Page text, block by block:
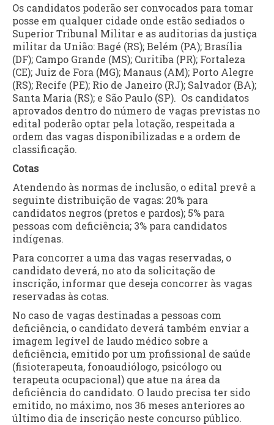
Os candidatos poderão ser convocados para tomar
posse em qualquer cidade onde estão sediados o
Superior Tribunal Militar e as auditorias da justiça
militar da União: Bagé (RS); Belém (PA); Brasília
(DF); Campo Grande (MS); Curitiba (PR); Fortaleza
(CE); Juiz de Fora (MG); Manaus (AM); Porto Alegre
(RS); Recife (PE); Rio de Janeiro (RJ); Salvador (BA);
Santa Maria (RS); e São Paulo (SP). Os candidatos
aprovados dentro do número de vagas previstas no
edital poderão optar pela lotação, respeitada a
ordem das vagas disponibilizadas e a ordem de
classificação.
Cotas
Atendendo às normas de inclusão, o edital prevê a
seguinte distribuição de vagas: 20% para
candidatos negros (pretos e pardos); 5% para
pessoas com deficiência; 3% para candidatos
indígenas.
Para concorrer a uma das vagas reservadas, o
candidato deverá, no ato da solicitação de
inscrição, informar que deseja concorrer às vagas
reservadas às cotas.
No caso de vagas destinadas a pessoas com
deficiência, o candidato deverá também enviar a
imagem legível de laudo médico sobre a
deficiência, emitido por um profissional de saúde
(fisioterapeuta, fonoaudiólogo, psicólogo ou
terapeuta ocupacional) que atue na área da
deficiência do candidato. O laudo precisa ter sido
emitido, no máximo, nos 36 meses anteriores ao
último dia de inscrição neste concurso público.